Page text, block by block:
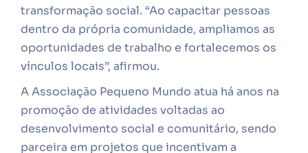
transformação social. “Ao capacitar pessoas
dentro da própria comunidade, ampliamos as
oportunidades de trabalho e fortalecemos os
vínculos locais”, afirmou.
A Associação Pequeno Mundo atua há anos na
promoção de atividades voltadas ao
desenvolvimento social e comunitário, sendo
parceira em projetos que incentivam a